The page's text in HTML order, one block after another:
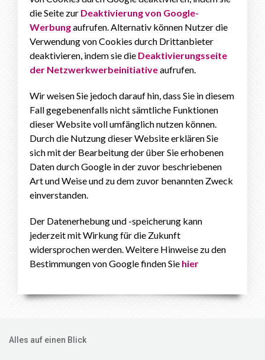
die Seite zur Deaktivierung von Google-
Werbungaufrufen. Alternativ können Nutzer die
Verwendung von Cookies durch Drittanbieter
deaktivieren, indem sie die Deaktivierungsseite
der Netzwerkwerbeinitiativeaufrufen.
Wir weisen Sie jedoch darauf hin, dass Sie in diesem
Fall gegebenenfalls nicht sämtliche Funktionen
dieser Website voll umfänglich nutzen können.
Durch die Nutzung dieser Website erklären Sie
sich mit der Bearbeitung der über Sie erhobenen
Daten durch Google in der zuvor beschriebenen
Art und Weise und zu dem zuvor benannten Zweck
einverstanden.
Der Datenerhebung und -speicherung kann
jederzeit mit Wirkung für die Zukunft
widersprochen werden. Weitere Hinweise zu den
Bestimmungen von Google finden Sie hier
Alles auf einen Blick